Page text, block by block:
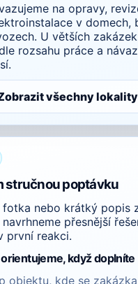
na opravy,
v domech,
U větších
rozsahu práce a
všechny lokality
stručnou poptávku
fotka nebo krátký popis
přesnější
první reakci.
když doplníte
objektu, kde se